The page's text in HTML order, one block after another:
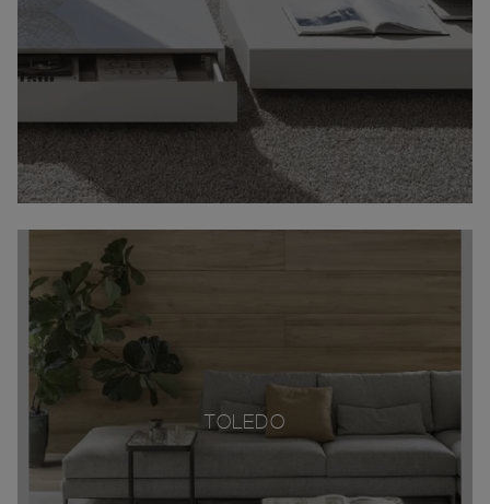
TOLEDO